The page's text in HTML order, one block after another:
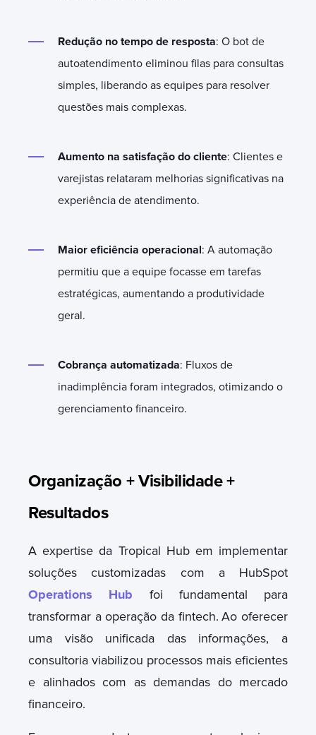
Redução no tempo de resposta: O bot de
autoatendimento eliminou filas para consultas
simples, liberando as equipes para resolver
questões mais complexas.
Aumento na satisfação do cliente: Clientes e
varejistas relataram melhorias significativas na
experiência de atendimento.
Maior eficiência operacional: A automação
permitiu que a equipe focasse em tarefas
estratégicas, aumentando a produtividade
geral.
Cobrança automatizada: Fluxos de
inadimplência foram integrados, otimizando o
gerenciamento financeiro.
Organização + Visibilidade +
Resultados
A expertise da Tropical Hub em implementar
soluções customizadas com a HubSpot
Operations Hub foi fundamental para
transformar a operação da fintech. Ao oferecer
uma visão unificada das informações, a
consultoria viabilizou processos mais eficientes
e alinhados com as demandas do mercado
financeiro.